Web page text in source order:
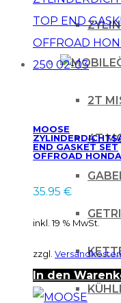
2T
4T
MOOSE
END GASKET SET
OFFROAD
02-03
35.95 €
inkl. 19 % MwSt.
zzgl. Versandkosten
In den